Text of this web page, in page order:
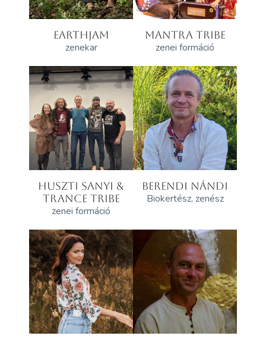
EARTHJAM
zenekar
MANTRA TRIBE
zenei formáció
HUSZTI SANYI &
TRANCE TRIBE
zenei formáció
BERENDI NÁNDI
Biokertész, zenész